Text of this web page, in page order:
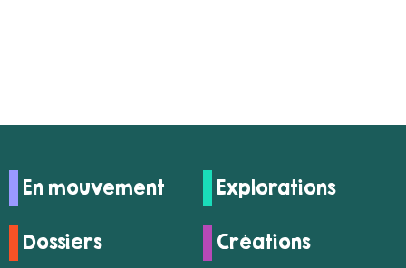
En mouvement Explorations
Dossiers Créations